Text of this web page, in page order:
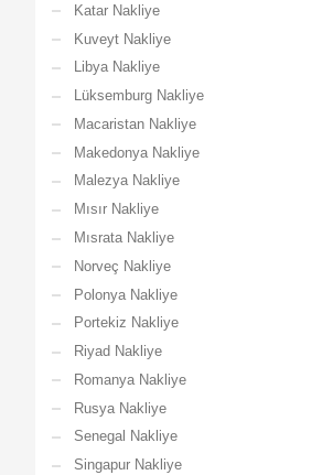
Katar Nakliye
Kuveyt Nakliye
Libya Nakliye
Lüksemburg Nakliye
Macaristan Nakliye
Makedonya Nakliye
Malezya Nakliye
Mısır Nakliye
Mısrata Nakliye
Norveç Nakliye
Polonya Nakliye
Portekiz Nakliye
Riyad Nakliye
Romanya Nakliye
Rusya Nakliye
Senegal Nakliye
Singapur Nakliye